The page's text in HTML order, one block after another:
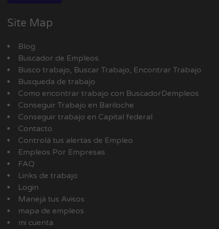
Site Map
Blog
Buscador de Empleos
Busco trabajo, Buscar Trabajo, Encontrar Trabajo
Busqueda de trabajo
Como encontrar trabajo con BuscadorDempleos
Conseguir Trabajo en Bariloche
Conseguir trabajo en Capital federal
Contacto
Controlá tus alertas de Empleo
Empleos Por Empresas
FAQ
Links de trabajo
Login
Manejá tus Avisos
mapa de empleos
mi cuenta